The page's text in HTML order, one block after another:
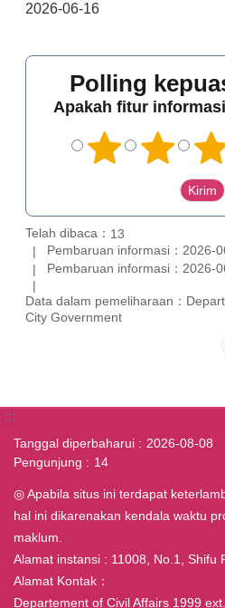
2026-06-16
Polling
Apakah fitur
Telah dibaca： 13
Pembaruan informasi：2026-
Pembaruan informasi：2026-
Data dalam pemeliharaan：
City Government
:::
Tanggal diperbaharui
2026-08-08
Pengunjung
14
◎ Apabila situs ini terdapat
hal ini dikarenakan kendala waktu
maklum.
Alamat instansi : 11008, No.1, Shifu
Alamat Kontak：
Departement of Civil Affairs 1999